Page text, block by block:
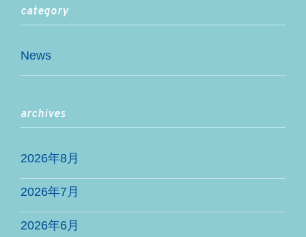
category
News
archives
2026年8月
2026年7月
2026年6月